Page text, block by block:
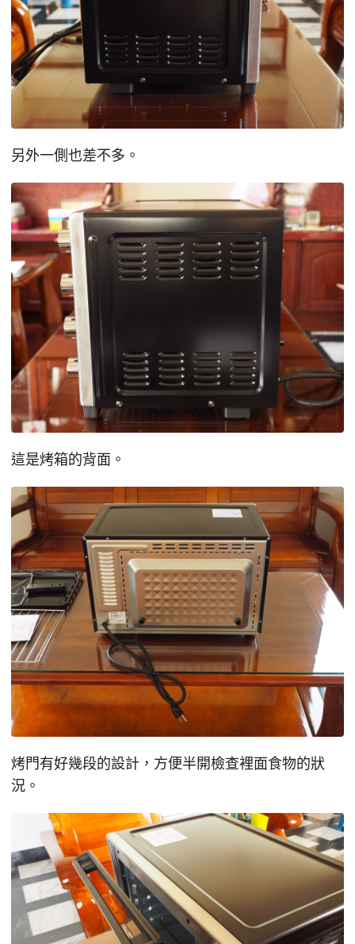
另外一側也差不多。
這是烤箱的背面。
烤門有好幾段的設計，方便半開檢查裡面食物的狀
況。